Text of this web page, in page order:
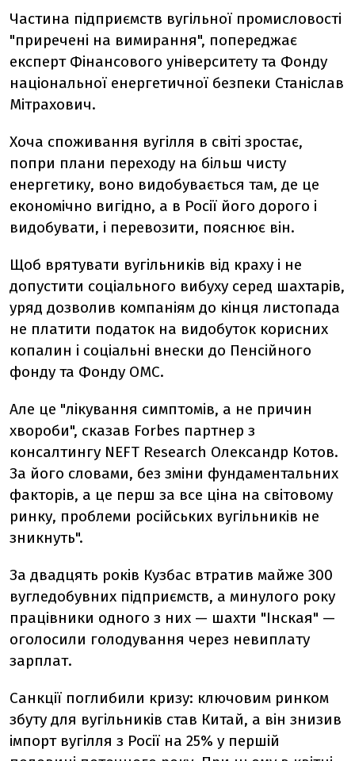
Частина підприємств вугільної промисловості
"приречені на вимирання", попереджає
експерт Фінансового університету та Фонду
національної енергетичної безпеки Станіслав
Мітрахович.
Хоча споживання вугілля в світі зростає,
попри плани переходу на більш чисту
енергетику, воно видобувається там, де це
економічно вигідно, а в Росії його дорого і
видобувати, і перевозити, пояснює він.
Щоб врятувати вугільників від краху і не
допустити соціального вибуху серед шахтарів,
уряд дозволив компаніям до кінця листопада
не платити податок на видобуток корисних
копалин і соціальні внески до Пенсійного
фонду та Фонду ОМС.
Але це "лікування симптомів, а не причин
хвороби", сказав Forbes партнер з
консалтингу NEFT Research Олександр Котов.
За його словами, без зміни фундаментальних
факторів, а це перш за все ціна на світовому
ринку, проблеми російських вугільників не
зникнуть".
За двадцять років Кузбас втратив майже 300
вугледобувних підприємств, а минулого року
працівники одного з них — шахти "Інская" —
оголосили голодування через невиплату
зарплат.
Санкції поглибили кризу: ключовим ринком
збуту для вугільників став Китай, а він знизив
імпорт вугілля з Росії на 25% у першій